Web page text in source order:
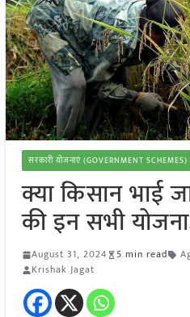
सरकारी योजनाएं (GOVERNMENT SCHEMES)
क्या किसान भाई
की इन सभी
August 31, 2024 5 min read
Krishak Jagat